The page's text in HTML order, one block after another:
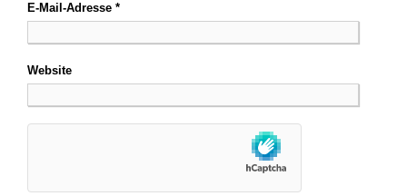
E-Mail-Adresse *
Website